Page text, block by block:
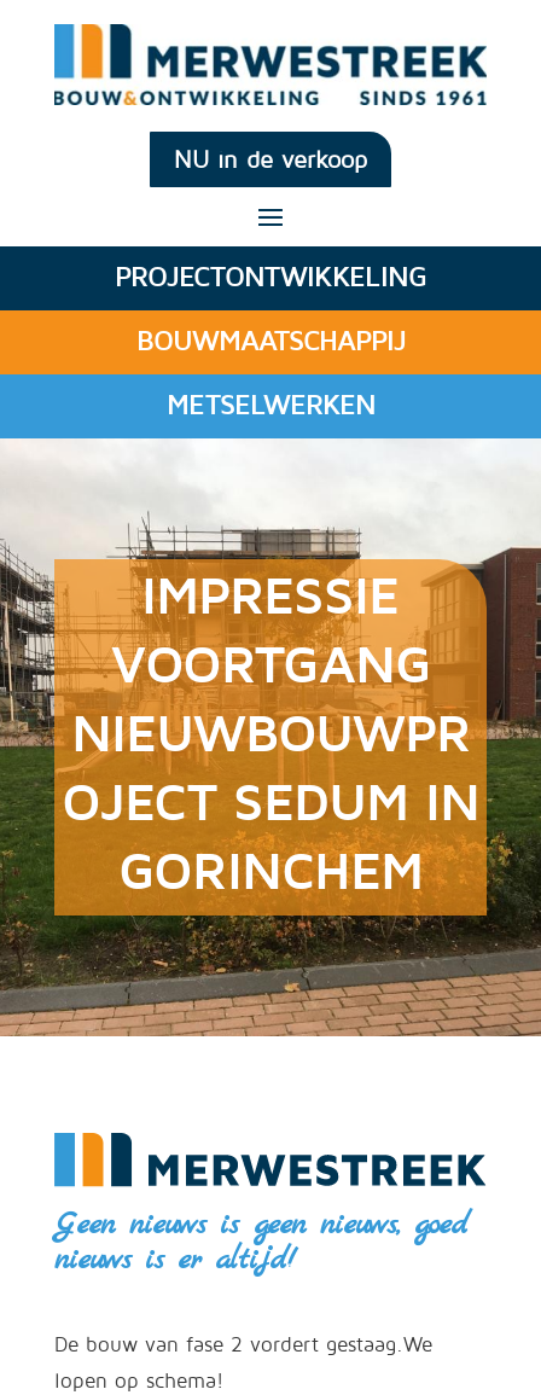
NU in de verkoop
PROJECTONTWIKKELING
BOUWMAATSCHAPPIJ
METSELWERKEN
IMPRESSIE
VOORTGANG
NIEUWBOUWPR
OJECT SEDUM IN
GORINCHEM
Geen nieuws is geen nieuws, goed
nieuws is er altijd!
De bouw van fase 2 vordert gestaag.We
lopen op schema!